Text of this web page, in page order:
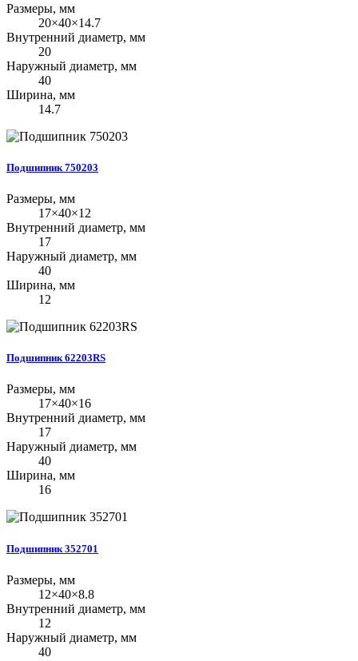
Размеры, мм
20×40×14.7
Внутренний диаметр, мм
20
Наружный диаметр, мм
40
Ширина, мм
14.7
Подшипник 750203
Размеры, мм
17×40×12
Внутренний диаметр, мм
17
Наружный диаметр, мм
40
Ширина, мм
12
Подшипник 62203RS
Размеры, мм
17×40×16
Внутренний диаметр, мм
17
Наружный диаметр, мм
40
Ширина, мм
16
Подшипник 352701
Размеры, мм
12×40×8.8
Внутренний диаметр, мм
12
Наружный диаметр, мм
40